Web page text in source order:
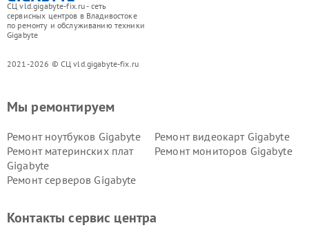
СЦ vld.gigabyte-fix.ru - сеть
сервисных центров в Владивостоке
по ремонту и обслуживанию техники
Gigabyte
2021-2026 © СЦ vld.gigabyte-fix.ru
Мы ремонтируем
Ремонт ноутбуков Gigabyte
Ремонт видеокарт Gigabyte
Ремонт материнских плат
Gigabyte
Ремонт мониторов Gigabyte
Ремонт серверов Gigabyte
Контакты сервис центра